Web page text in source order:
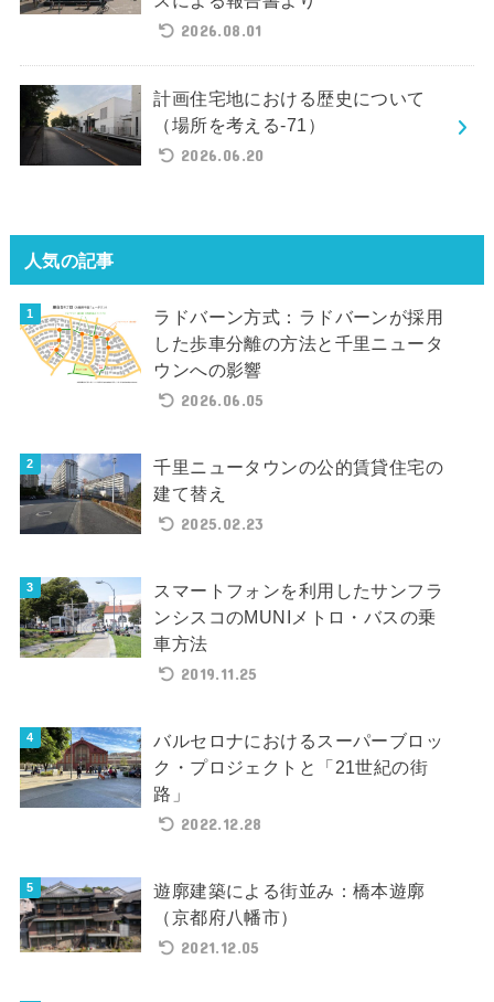
2026.08.01
計画住宅地における歴史について
（場所を考える-71）
2026.06.20
人気の記事
ラドバーン方式：ラドバーンが採用
した歩車分離の方法と千里ニュータ
ウンへの影響
2026.06.05
千里ニュータウンの公的賃貸住宅の
建て替え
2025.02.23
スマートフォンを利用したサンフラ
ンシスコのMUNIメトロ・バスの乗
車方法
2019.11.25
バルセロナにおけるスーパーブロッ
ク・プロジェクトと「21世紀の街
路」
2022.12.28
遊廓建築による街並み：橋本遊廓
（京都府八幡市）
2021.12.05